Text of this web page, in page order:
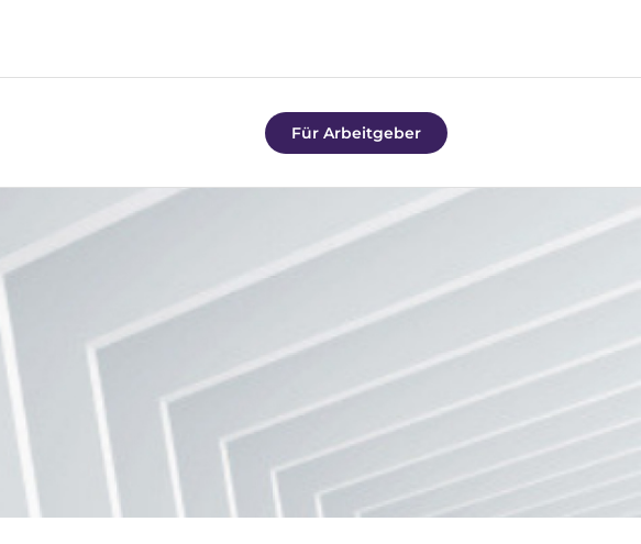
Für Arbeitgeber